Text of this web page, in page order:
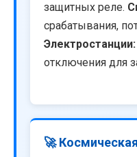
защитных реле.
срабатывания,
Электростанции:
отключения для
🚀